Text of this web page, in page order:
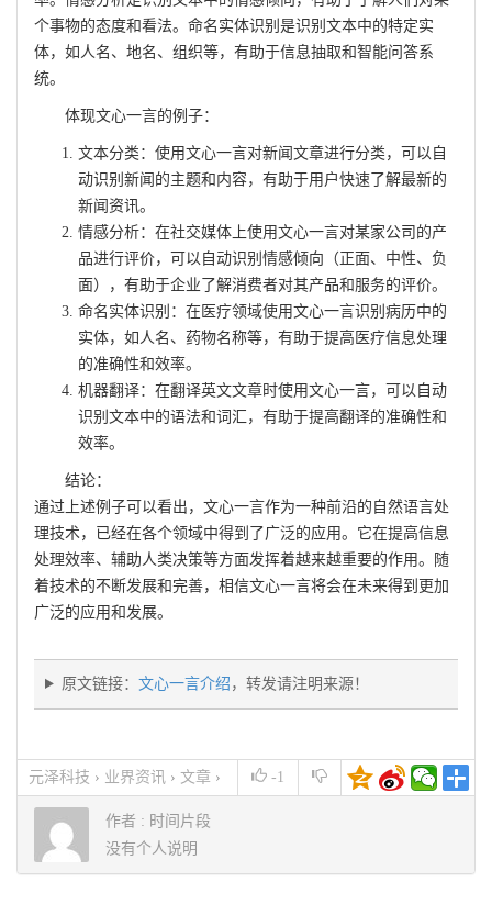
个事物的态度和看法。命名实体识别是识别文本中的特定实
体，如人名、地名、组织等，有助于信息抽取和智能问答系
统。
体现文心一言的例子：
文本分类：使用文心一言对新闻文章进行分类，可以自
动识别新闻的主题和内容，有助于用户快速了解最新的
新闻资讯。
情感分析：在社交媒体上使用文心一言对某家公司的产
品进行评价，可以自动识别情感倾向（正面、中性、负
面），有助于企业了解消费者对其产品和服务的评价。
命名实体识别：在医疗领域使用文心一言识别病历中的
实体，如人名、药物名称等，有助于提高医疗信息处理
的准确性和效率。
机器翻译：在翻译英文文章时使用文心一言，可以自动
识别文本中的语法和词汇，有助于提高翻译的准确性和
效率。
结论：
通过上述例子可以看出，文心一言作为一种前沿的自然语言处
理技术，已经在各个领域中得到了广泛的应用。它在提高信息
处理效率、辅助人类决策等方面发挥着越来越重要的作用。随
着技术的不断发展和完善，相信文心一言将会在未来得到更加
广泛的应用和发展。
原文链接： 文心一言介绍 ，转发请注明来源！
-1
元泽科技 › 业界资讯 › 文章 ›
文心一言介绍
作者 : 时间片段
没有个人说明